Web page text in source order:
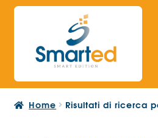
Vai
navigazione
Vai
contenuto
Home Risultati di ricerca